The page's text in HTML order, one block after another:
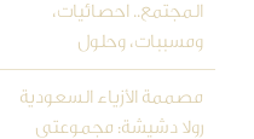
المجتمع.. احصائيات،
ومسببات، وحلول
مصممة الأزياء السعودية
رولا دشيشة: مجموعتي